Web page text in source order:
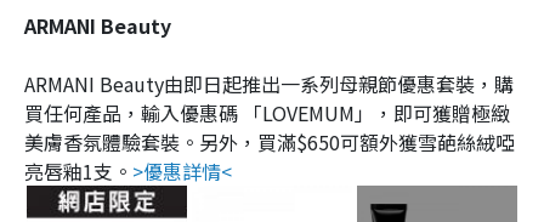
ARMANI Beauty
ARMANI Beauty由即日起推出一系列母親節優惠套裝，購
買任何產品，輸入優惠碼 「LOVEMUM」，即可獲贈極緻
美膚香氛體驗套裝。另外，買滿$650可額外獲雪葩絲絨啞
亮唇釉1支。 >優惠詳情<